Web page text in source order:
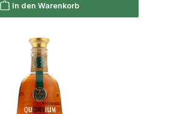
In den Warenkorb